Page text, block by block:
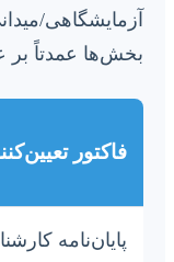
آزمایشگاهی/
بخش‌ها عمدتاً بر
فاکتور
پایان‌نامه